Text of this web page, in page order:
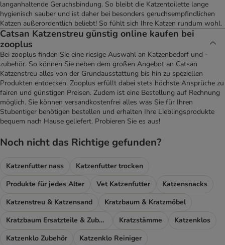
langanhaltende Geruchsbindung. So bleibt die Katzentoilette lange
hygienisch sauber und ist daher bei besonders geruchsempfindlichen
Katzen außerordentlich beliebt! So fühlt sich Ihre Katzen rundum wohl.
Catsan Katzenstreu günstig online kaufen bei
zooplus
Bei zooplus finden Sie eine riesige Auswahl an Katzenbedarf und -
zubehör. So können Sie neben dem großen Angebot an Catsan
Katzenstreu alles von der Grundausstattung bis hin zu speziellen
Produkten entdecken. Zooplus erfüllt dabei stets höchste Ansprüche zu
fairen und günstigen Preisen. Zudem ist eine Bestellung auf Rechnung
möglich. Sie können versandkostenfrei alles was Sie für Ihren
Stubentiger benötigen bestellen und erhalten Ihre Lieblingsprodukte
bequem nach Hause geliefert. Probieren Sie es aus!
Noch nicht das Richtige gefunden?
Katzenfutter nass
Katzenfutter trocken
Produkte für jedes Alter
Vet Katzenfutter
Katzensnacks
Katzenstreu & Katzensand
Kratzbaum & Kratzmöbel
Kratzbaum Ersatzteile & Zubehör
Kratzstämme
Katzenklos
Katzenklo Zubehör
Katzenklo Reiniger